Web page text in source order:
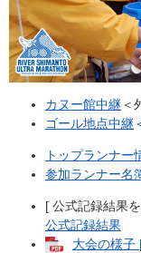
カヌー館中継＜
ゴール地点中継
トップランナー
参加ランナー名
[ 公式記録結果
公式記録結果
大会の様子